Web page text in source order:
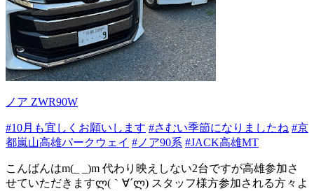
ノア ZWR90W
#10月も宜しくお願いします #さむい季節になりましたね #京
都嵐山高雄パークウェイ #ノア90系 #JACK高雄MT
こんばんはm(_ _)m 代わり映えしない2台ですが高雄参加さ
せていただきますლ(｀∀´ლ) スタッフ様方参加される方々よ